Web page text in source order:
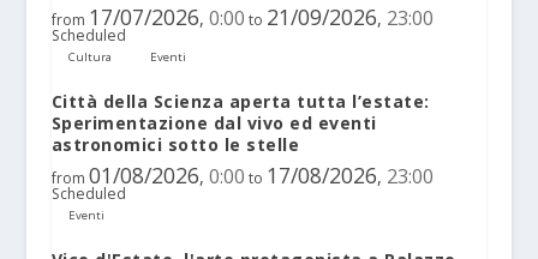
from 17/07/2026, 0:00 to 21/09/2026, 23:00
Scheduled
Cultura Eventi
Città della Scienza aperta tutta l’estate:
Sperimentazione dal vivo ed eventi
astronomici sotto le stelle
from 01/08/2026, 0:00 to 17/08/2026, 23:00
Scheduled
Eventi